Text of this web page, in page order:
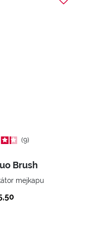
9
Brush
mejkapu